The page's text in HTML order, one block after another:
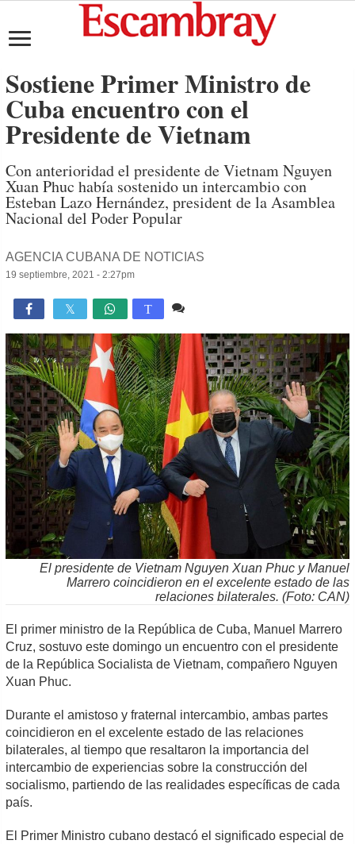
Sostiene Primer Ministro de
Cuba encuentro con el
Presidente de Vietnam
Con anterioridad el presidente de Vietnam Nguyen
Xuan Phuc había sostenido un intercambio con
Esteban Lazo Hernández, president de la Asamblea
Nacional del Poder Popular
AGENCIA CUBANA DE NOTICIAS
19 septiembre, 2021 - 2:27pm
 T
El presidente de Vietnam Nguyen Xuan Phuc y Manuel
Marrero coincidieron en el excelente estado de las
relaciones bilaterales. (Foto: CAN)
El primer ministro de la República de Cuba, Manuel Marrero
Cruz, sostuvo este domingo un encuentro con el presidente
de la República Socialista de Vietnam, compañero Nguyen
Xuan Phuc.
Durante el amistoso y fraternal intercambio, ambas partes
coincidieron en el excelente estado de las relaciones
bilaterales, al tiempo que resaltaron la importancia del
intercambio de experiencias sobre la construcción del
socialismo, partiendo de las realidades específicas de cada
país.
El Primer Ministro cubano destacó el significado especial de